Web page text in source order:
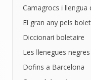
Camagrocs i llengua
El gran any pels
Diccionari boletaire
Les llenegues
Dofins a Barcelona